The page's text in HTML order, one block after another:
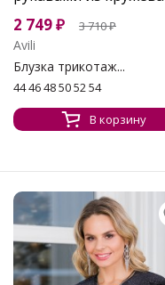
2 749₽ 3 710₽
Avili
Блузка трикотаж...
44 46 48 50 52 54
В корзину